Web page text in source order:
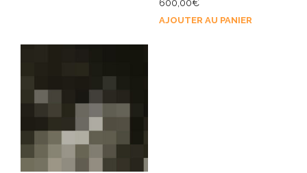
600,00€
AJOUTER AU PANIER